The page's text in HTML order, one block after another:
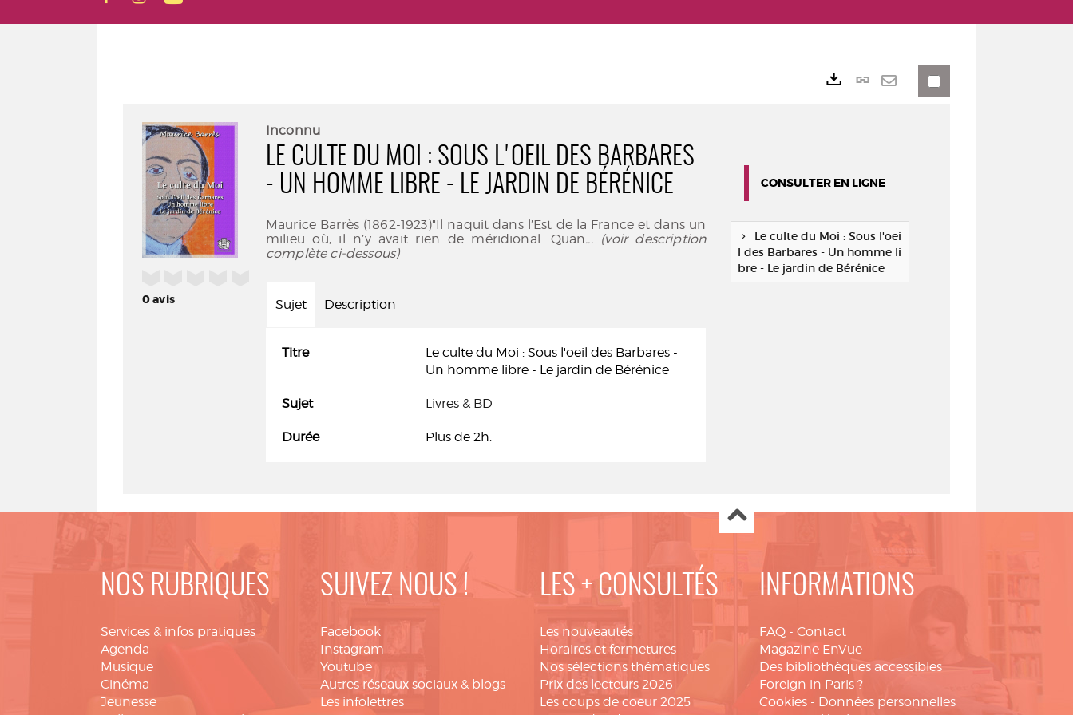
0avis
Inconnu
LE CULTE DU MOI : SOUS L'OEIL DES BARBARES
- UN HOMME LIBRE - LE JARDIN DE BÉRÉNICE
Maurice Barrès (1862-1923)"Il naquit dans l’Est de la France et dans un
milieu où, il n’y avait rien de méridional. Quan... (voir description
complète ci-dessous)
Sujet Description
Titre
Le culte du Moi : Sous l'oeil des Barbares -
Un homme libre - Le jardin de Bérénice
Sujet Livres & BD
Durée Plus de 2h.
Lien
CONSULTER EN LIGNE
Le culte du Moi : Sous l'oei
l des Barbares - Un homme li
bre - Le jardin de Bérénice
NOS RUBRIQUES
Services & infos pratiques
Agenda
Musique
Cinéma
Jeunesse
SUIVEZ NOUS !
Facebook
Instagram
Youtube
Autres réseaux sociaux & blogs
Les infolettres
LES + CONSULTÉS
Les nouveautés
Horaires et fermetures
Nos sélections thématiques
Prix des lecteurs 2026
Les coups de coeur 2025
INFORMATIONS
FAQ - Contact
Magazine EnVue
Des bibliothèques accessibles
Foreign in Paris ?
Cookies - Données personnelles